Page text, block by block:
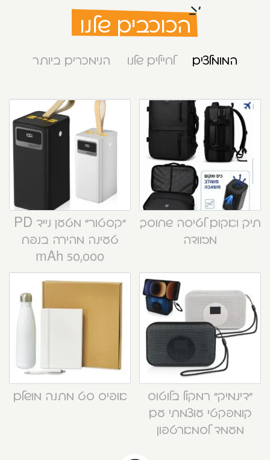
הכוכבים שלנו
המומלצים לחיילים שלנו הנימכרים ביותר
תיק ואקום לטיסה שחוסך
מזוודה
“קסטור” מטען נייד PD
טעינה מהירה בנפח
50,000 mAh
“דינמיק” רמקול בלוטוס
קומפקטי עוצמתי עם
מעמד לסמארטפון
אופיס סט מתנה מושלם